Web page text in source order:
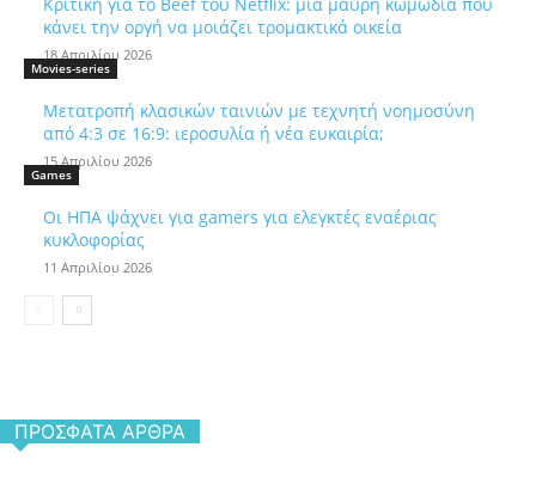
κάνει την οργή να μοιάζει τρομακτικά οικεία
18 Απριλίου 2026
Movies-series
Μετατροπή κλασικών ταινιών με τεχνητή νοημοσύνη
από 4:3 σε 16:9: ιεροσυλία ή νέα ευκαιρία;
15 Απριλίου 2026
Games
Οι ΗΠΑ ψάχνει για gamers για ελεγκτές εναέριας
κυκλοφορίας
11 Απριλίου 2026
ΠΡΌΣΦΑΤΑ ΆΡΘΡΑ